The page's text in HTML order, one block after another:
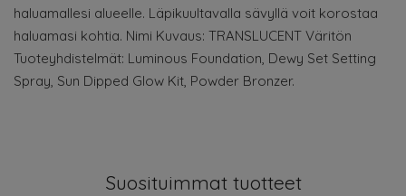
haluamallesi alueelle. Läpikuultavalla sävyllä voit korostaa
haluamasi kohtia. Nimi Kuvaus: TRANSLUCENT Väritön
Tuoteyhdistelmät: Luminous Foundation, Dewy Set Setting
Spray, Sun Dipped Glow Kit, Powder Bronzer.
Suosituimmat tuotteet